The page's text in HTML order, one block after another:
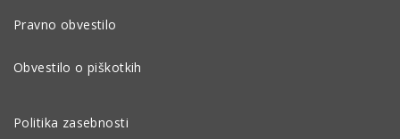
Pravno obvestilo
Obvestilo o piškotkih
Politika zasebnosti